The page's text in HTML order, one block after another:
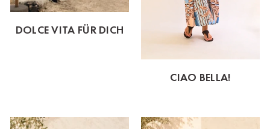
DOLCE VITA FÜR DICH
CIAO BELLA!